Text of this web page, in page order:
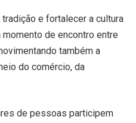
e fortalecer a cultura
momento de encontro entre
também a
do comércio, da
de pessoas participem